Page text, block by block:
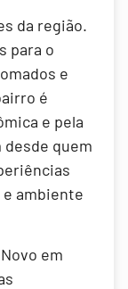
da região.
para o
e
é
e pela
quem
ambiente
em